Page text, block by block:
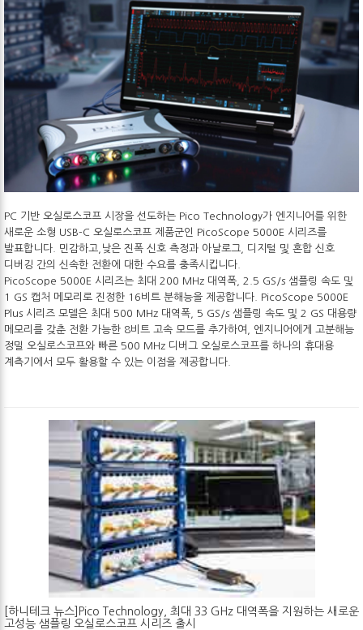
PC 기반 오실로스코프 시장을 선도하는 Pico Technology가 엔지니어를 위한
새로운 소형 USB-C 오실로스코프 제품군인 PicoScope 5000E 시리즈를
발표합니다. 민감하고,낮은 진폭 신호 측정과 아날로그, 디지털 및 혼합 신호
디버깅 간의 신속한 전환에 대한 수요를 충족시킵니다.
PicoScope 5000E 시리즈는 최대 200 MHz 대역폭, 2.5 GS/s 샘플링 속도 및
1 GS 캡처 메모리로 진정한 16비트 분해능을 제공합니다. PicoScope 5000E
Plus 시리즈 모델은 최대 500 MHz 대역폭, 5 GS/s 샘플링 속도 및 2 GS 대용량
메모리를 갖춘 전환 가능한 8비트 고속 모드를 추가하여, 엔지니어에게 고분해능
정밀 오실로스코프와 빠른 500 MHz 디버그 오실로스코프를 하나의 휴대용
계측기에서 모두 활용할 수 있는 이점을 제공합니다.
[하니테크 뉴스]Pico Technology, 최대 33 GHz 대역폭을 지원하는 새로운
고성능 샘플링 오실로스코프 시리즈 출시